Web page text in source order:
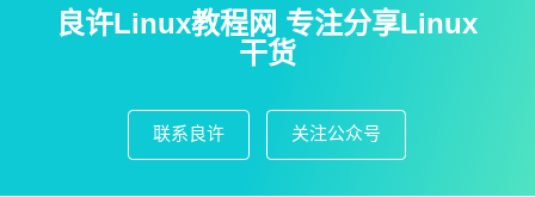
良许Linux教程网 专注分享Linux
干货
联系良许 关注公众号